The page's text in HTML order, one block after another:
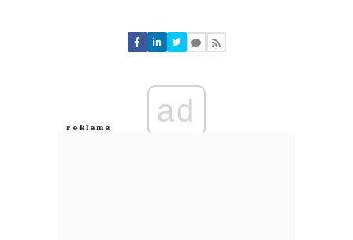
Nie znaleziono komentarzy
Zostaw swoje komentarze
Anuluj
ad